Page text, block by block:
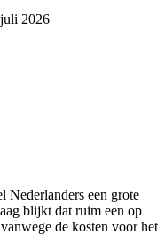
2026
een grote
blijkt dat ruim een op
de kosten voor het